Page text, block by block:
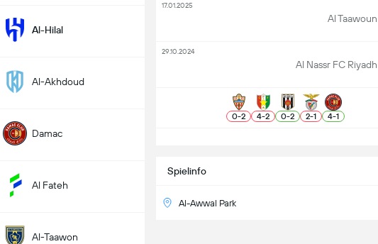
Al-Hilal
Al-Akhdoud
Damac
Al Fateh
Al-Taawon
Spielinfo
Al-Awwal Park
Al Taawoun
17.01.2025
Al Nassr FC Riyadh
29.10.2024
0-2 4-2 0-2 2-1 4-1